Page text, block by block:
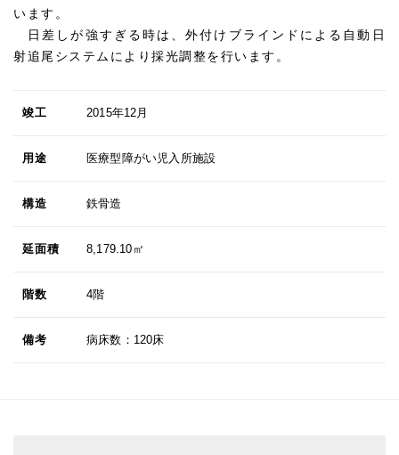
います。
日差しが強すぎる時は、外付けブラインドによる自動日
射追尾システムにより採光調整を行います。
竣工 2015年12月
用途 医療型障がい児入所施設
構造 鉄骨造
延面積 8,179.10㎡
階数 4階
備考 病床数：120床